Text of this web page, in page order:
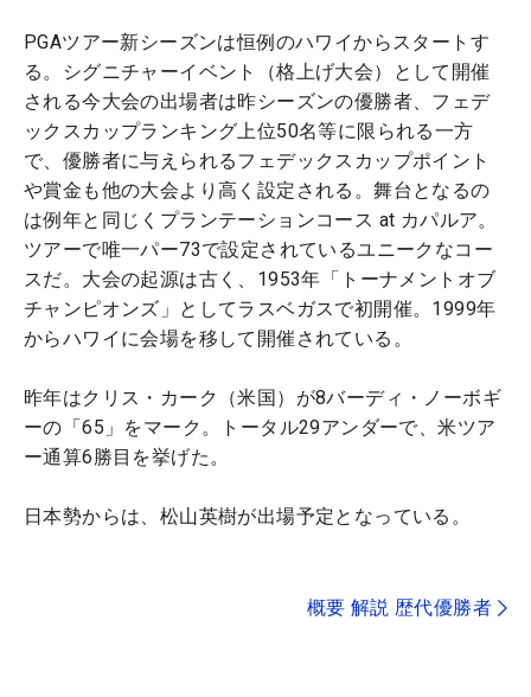
PGAツアー新シーズンは恒例のハワイからスタートす
る。シグニチャーイベント（格上げ大会）として開催
される今大会の出場者は昨シーズンの優勝者、フェデ
ックスカップランキング上位50名等に限られる一方
で、優勝者に与えられるフェデックスカップポイント
や賞金も他の大会より高く設定される。舞台となるの
は例年と同じくプランテーションコース at カパルア。
ツアーで唯一パー73で設定されているユニークなコー
スだ。大会の起源は古く、1953年「トーナメントオブ
チャンピオンズ」としてラスベガスで初開催。1999年
からハワイに会場を移して開催されている。
昨年はクリス・カーク（米国）が8バーディ・ノーボギ
ーの「65」をマーク。トータル29アンダーで、米ツア
ー通算6勝目を挙げた。
日本勢からは、松山英樹が出場予定となっている。
概要 解説 歴代優勝者